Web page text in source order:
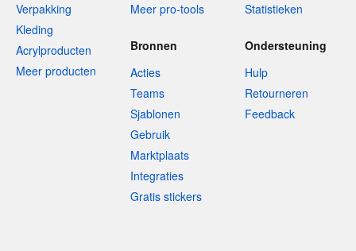
Verpakking
Kleding
Acrylproducten
Meer producten
Meer pro-tools
Statistieken
Bronnen
Acties
Teams
Sjablonen
Gebruik
Marktplaats
Integraties
Gratis stickers
Ondersteuning
Hulp
Retourneren
Feedback